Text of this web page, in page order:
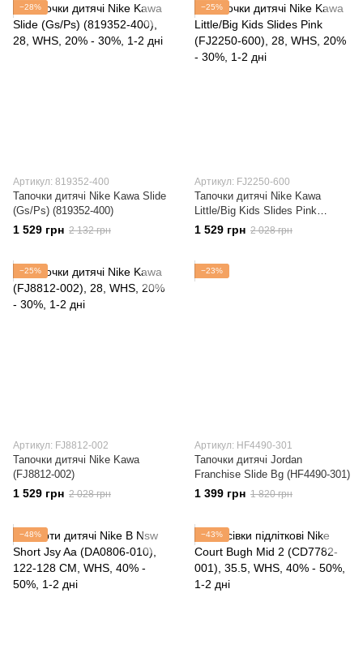
−28%
Артикул: 819352-400
Тапочки дитячі Nike Kawa Slide
(Gs/Ps) (819352-400)
1 529 грн 2 132 грн
−25%
Артикул: FJ2250-600
Тапочки дитячі Nike Kawa
Little/Big Kids Slides Pink
(FJ2250-600)
1 529 грн 2 028 грн
−25%
Артикул: FJ8812-002
Тапочки дитячі Nike Kawa
(FJ8812-002)
1 529 грн 2 028 грн
−23%
Артикул: HF4490-301
Тапочки дитячі Jordan
Franchise Slide Bg (HF4490-301)
1 399 грн 1 820 грн
−48% −43%